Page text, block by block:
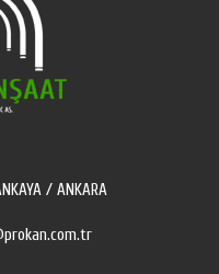
/ ANKARA